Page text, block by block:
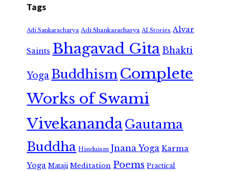
Tags
Adi Sankaracharya Adi Shankaracharya AI Stories Alvar
Saints Bhagavad GitaBhakti
Yoga Buddhism Complete
Works of Swami
VivekanandaGautama
Buddha Hinduism Jnana Yoga Karma
Yoga Mataji Meditation Poems Practical